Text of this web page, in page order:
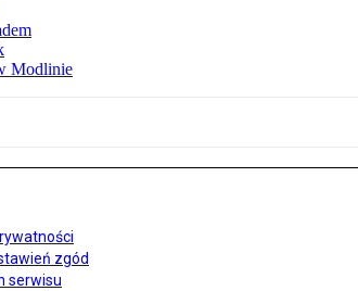
Modlinie
zgód
serwisu